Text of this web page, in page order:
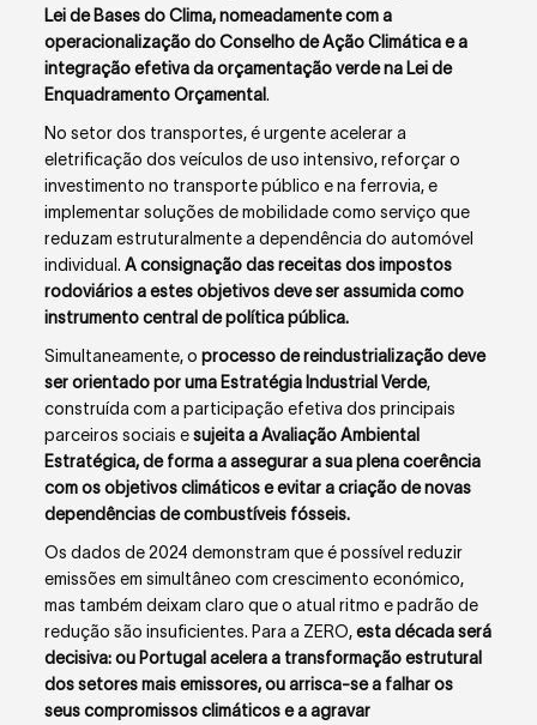
Lei de Bases do Clima, nomeadamente com a
operacionalização do Conselho de Ação Climática e a
integração efetiva da orçamentação verde na Lei de
Enquadramento Orçamental.
No setor dos transportes, é urgente acelerar a
eletrificação dos veículos de uso intensivo, reforçar o
investimento no transporte público e na ferrovia, e
implementar soluções de mobilidade como serviço que
reduzam estruturalmente a dependência do automóvel
individual.A consignação das receitas dos impostos
rodoviários a estes objetivos deve ser assumida como
instrumento central de política pública.
Simultaneamente, o processo de reindustrialização deve
ser orientado por uma Estratégia Industrial Verde,
construída com a participação efetiva dos principais
parceiros sociais esujeita a Avaliação Ambiental
Estratégica, de forma a assegurar a sua plena coerência
com os objetivos climáticos e evitar a criação de novas
dependências de combustíveis fósseis.
Os dados de 2024 demonstram que é possível reduzir
emissões em simultâneo com crescimento económico,
mas também deixam claro que o atual ritmo e padrão de
redução são insuficientes. Para a ZERO,esta década será
decisiva: ou Portugal acelera a transformação estrutural
dos setores mais emissores, ou arrisca-se a falhar os
seus compromissos climáticos e a agravar